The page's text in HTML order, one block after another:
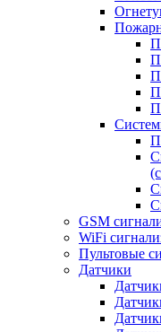
GSM
WiFi
Пультовые
Датчики